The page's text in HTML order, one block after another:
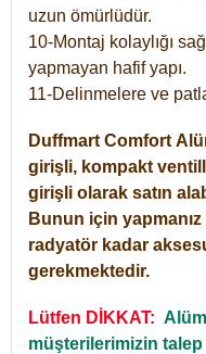
uzun ömürlüdür.
10-Montaj kolaylığı
yapmayan hafif yapı.
11-Delinmelere ve
Duffmart Comfort
girişli, kompakt
girişli olarak satın
Bunun için yapmanız
radyatör kadar
gerekmektedir.
Lütfen DİKKAT:
müşterilerimizin